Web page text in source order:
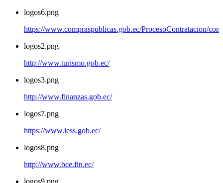
logos6.png
https://www.compraspublicas.gob.ec/ProcesoContratacion/
logos2.png
http://www.turismo.gob.ec/
logos3.png
http://www.finanzas.gob.ec/
logos7.png
https://www.iess.gob.ec/
logos8.png
http://www.bce.fin.ec/
logos9.png